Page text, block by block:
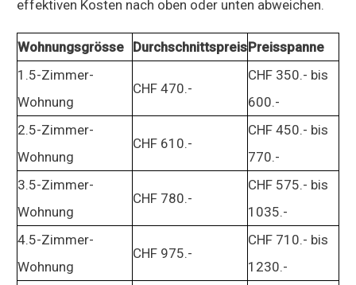
effektiven Kosten nach oben oder unten abweichen.
Wohnungsgrösse DurchschnittspreisPreisspanne
1.5-Zimmer-
Wohnung
CHF 470.-
CHF 350.- bis
600.-
2.5-Zimmer-
Wohnung
CHF 610.-
CHF 450.- bis
770.-
3.5-Zimmer-
Wohnung
CHF 780.-
CHF 575.- bis
1035.-
4.5-Zimmer-
Wohnung
CHF 975.-
CHF 710.- bis
1230.-